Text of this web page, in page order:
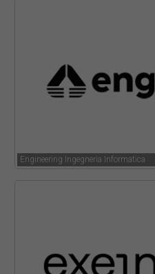
Engineering Ingegneria Informatica